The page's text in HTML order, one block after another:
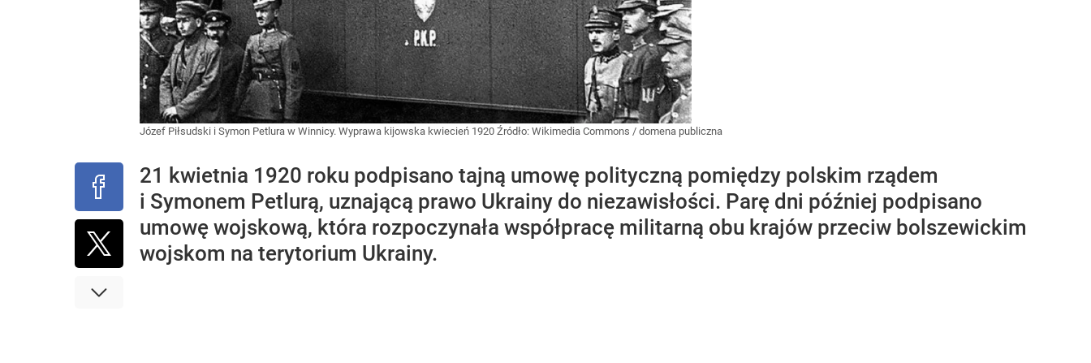
Józef Piłsudski i Symon Petlura w Winnicy. Wyprawa kijowska kwiecień 1920 Źródło: Wikimedia Commons / domena publiczna
21 kwietnia 1920 roku podpisano tajną umowę polityczną pomiędzy polskim rządem
i Symonem Petlurą, uznającą prawo Ukrainy do niezawisłości. Parę dni później podpisano
umowę wojskową, która rozpoczynała współpracę militarną obu krajów przeciw bolszewickim
wojskom na terytorium Ukrainy.